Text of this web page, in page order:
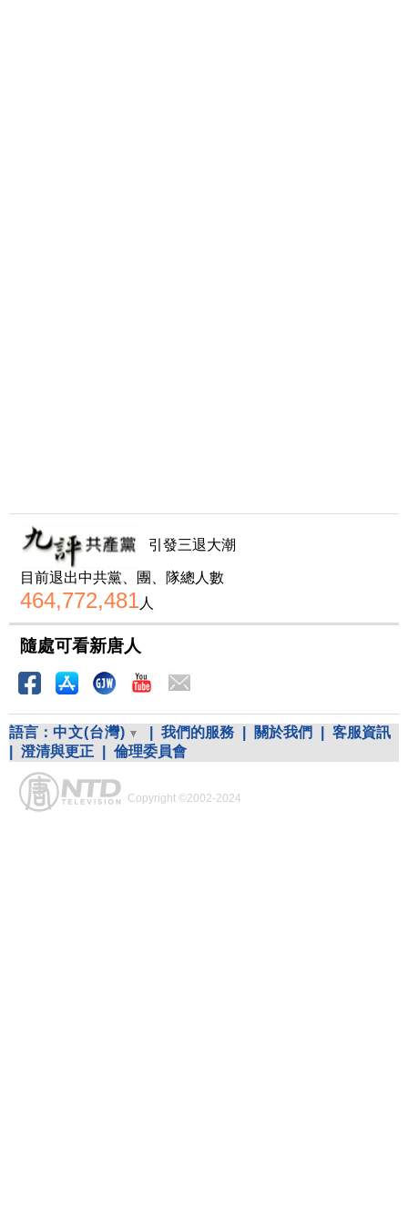
引發三退大潮
目前退出中共黨、團、隊總人數
464,772,481人
隨處可看新唐人
語言： 中文(台灣) 我們的服務 關於我們
客服資訊
澄清與更正 倫理委員會
Copyright ©2002-2024